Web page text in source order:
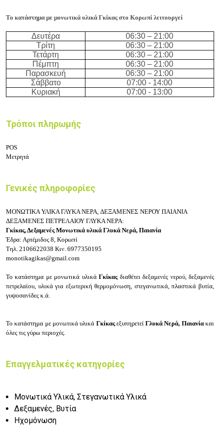
Το κατάστημα με μονωτικά υλικά Γκίκας στο Κορωπί λειτουργεί
Δευτέρα 06:30 – 21:00
Τρίτη
06:30 – 21:00
Τετάρτη
06:30 – 21:00
Πέμπτη
06:30 – 21:00
Παρασκευή
06:30 – 21:00
Σάββατο
07:00 - 14:00
Κυριακή
07:00 - 13:00
Τρόποι πληρωμής
POS
Μετρητά
Γενικές πληροφορίες
ΜΟΝΩΤΙΚΑ ΥΛΙΚΑ ΓΛΥΚΑ ΝΕΡΑ, ΔΕΞΑΜΕΝΕΣ ΝΕΡΟΥ ΠΑΙΑΝΙΑ
ΔΕΞΑΜΕΝΕΣ ΠΕΤΡΕΛΑΙΟΥ ΓΛΥΚΑ ΝΕΡΑ:
Γκίκας, Δεξαμενές Μονωτικά υλικά Γλυκά Νερά, Παιανία
Έδρα: Αρτέμιδος 8, Κορωπί
Τηλ. 2106622038 Κιν. 6977350195
monotikagikas@gmail.com
Το κατάστημα με μονωτικά υλικάΓκίκας διαθέτει δεξαμενές νερού, δεξαμενές
πετρελαίου, υλικά για εξωτερική θερμομόνωση, στεγανωτικά, πλαστικά βυτία,
γυψοσανίδες κ.ά.
Το κατάστημα με μονωτικά υλικά ΓκίκαςεξυπηρετείΓλυκά Νερά, Παιανίακαι
όλες τις γύρω περιοχές.
Επαγγελματικές κατηγορίες
Μονωτικά Υλικά, Στεγανωτικά Υλικά
Δεξαμενές, Βυτία
Ηχομόνωση